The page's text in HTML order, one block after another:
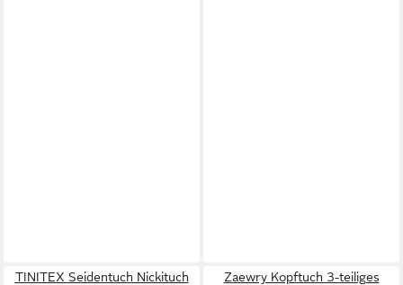
TINITEX Seidentuch Nickituch
Zaewry Kopftuch 3-teiliges